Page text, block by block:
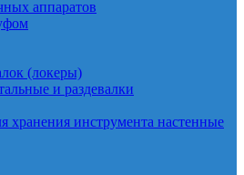
аппаратов
(локеры)
и раздевалки
инструмента настенные